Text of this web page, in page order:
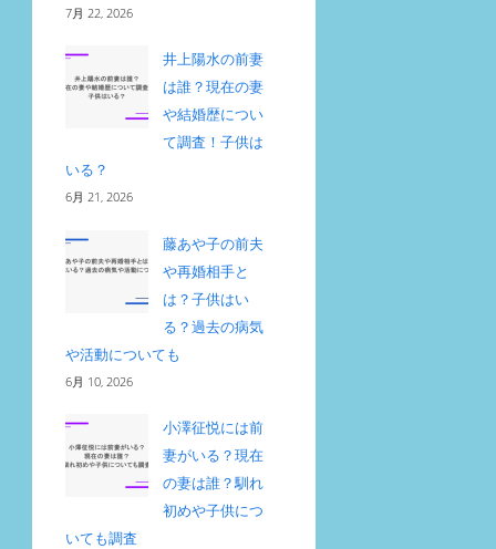
7月 22, 2026
井上陽水の前妻
は誰？現在の妻
や結婚歴につい
て調査！子供は
いる？
6月 21, 2026
藤あや子の前夫
や再婚相手と
は？子供はい
る？過去の病気
や活動についても
6月 10, 2026
小澤征悦には前
妻がいる？現在
の妻は誰？馴れ
初めや子供につ
いても調査